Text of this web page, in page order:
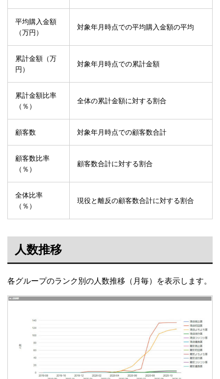
平均購入金額
（万円）
対象年月時点での平均購入金額の平均
累計金額（万
円）
対象年月時点での累計金額
累計金額比率
（％）
全体の累計金額に対する割合
顧客数 対象年月時点での顧客数合計
顧客数比率
（％）
顧客数合計に対する割合
全体比率
（％）
現役と離反の顧客数合計に対する割合
人数推移
各グループのランク別の人数推移（月毎）を表示します。